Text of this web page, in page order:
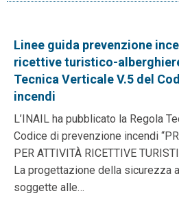
Linee guida prevenzione
ricettive turistico-
Tecnica Verticale V.5 del
incendi
L’INAIL ha pubblicato la Regola
Codice di prevenzione incendi
PER ATTIVITÀ RICETTIVE
La progettazione della sicurezza
soggette alle…